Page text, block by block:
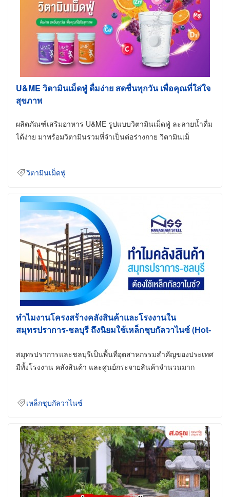
U&ME วิตามินเม็ดฟู่ ดื่มง่าย สดชื่นทุกวัน เพื่อคุณที่ใส่ใจ
สุขภาพ
ผลิตภัณฑ์เสริมอาหาร U&ME รูปแบบวิตามินเม็ดฟู่ ละลายน้ำดื่ม
ได้ง่าย มาพร้อมวิตามินรวมที่จำเป็นต่อร่างกาย วิตามินเม็
วิตามินเม็ดฟู่
ทำไมงานโครงสร้างคลังสินค้าและโรงงานใน
สมุทรปราการ-ชลบุรี ถึงนิยมใช้เหล็กชุบกัลวาไนซ์ (Hot-
สมุทรปราการและชลบุรีเป็นพื้นที่อุตสาหกรรมสำคัญของประเทศ
มีทั้งโรงงาน คลังสินค้า และศูนย์กระจายสินค้าจำนวนมาก
เหล็กชุบกัลวาไนซ์